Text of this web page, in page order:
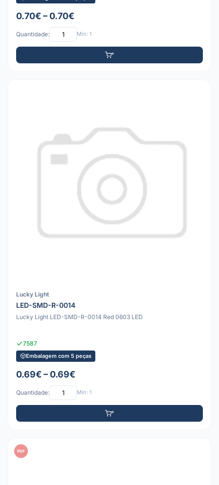
0.70€ – 0.70€
Quantidade: Mín: 1
Lucky Light
LED-SMD-R-0014
Lucky Light LED-SMD-R-0014 Red 0603 LED
7587
Embalagem com 5 peças
0.69€ – 0.69€
Quantidade: Mín: 1
PDF